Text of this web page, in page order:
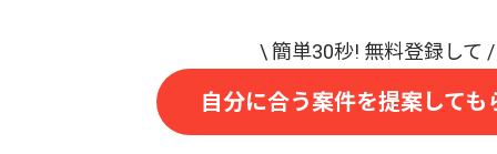
自分に合う案件を提案しても